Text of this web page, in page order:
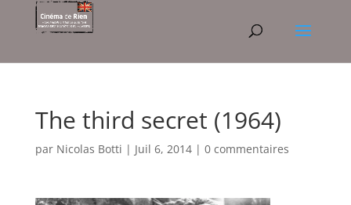
The third secret (1964)
par Nicolas Botti | Juil 6, 2014| 0 commentaires